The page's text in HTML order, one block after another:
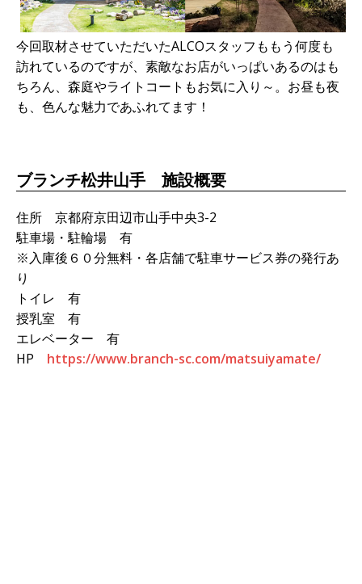
今回取材させていただいたALCOスタッフももう何度も
訪れているのですが、素敵なお店がいっぱいあるのはも
ちろん、森庭やライトコートもお気に入り～。お昼も夜
も、色んな魅力であふれてます！
ブランチ松井山手 施設概要
住所 京都府京田辺市山手中央3-2
駐車場・駐輪場 有
※入庫後６０分無料・各店舗で駐車サービス券の発行あ
り
トイレ 有
授乳室 有
エレベーター 有
HP https://www.branch-sc.com/matsuiyamate/